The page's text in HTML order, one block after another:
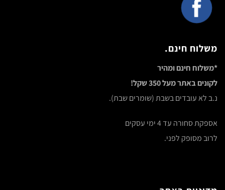
משלוח חינם.
*משלוח חינם ומהיר
לקונים באתר מעל 350 שקל!
נ.ב לא עובדים בשבת (שומרים שבת).
אספקת סחורה עד 4 ימי עסקים
לרוב מסופק לפני.